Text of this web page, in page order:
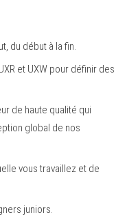
du début à la fin.
et UXW pour définir des
de haute qualité qui
global de nos
vous travaillez et de
juniors.